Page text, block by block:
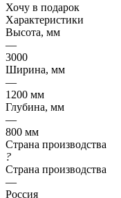
Хочу в подарок
Характеристики
Высота, мм
—
3000
Ширина, мм
—
1200 мм
Глубина, мм
—
800 мм
Страна производства
?
Страна производства
—
Россия